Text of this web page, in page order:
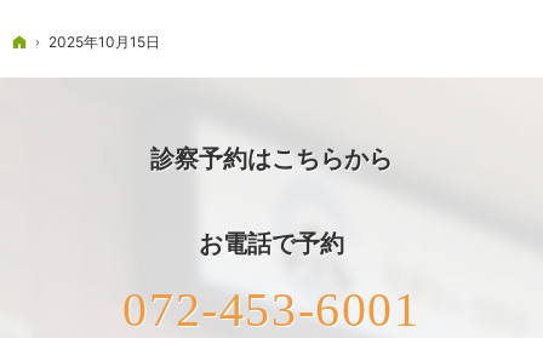
ホーム
2025年10月15日
診察予約はこちらから
お電話で予約
072-453-6001